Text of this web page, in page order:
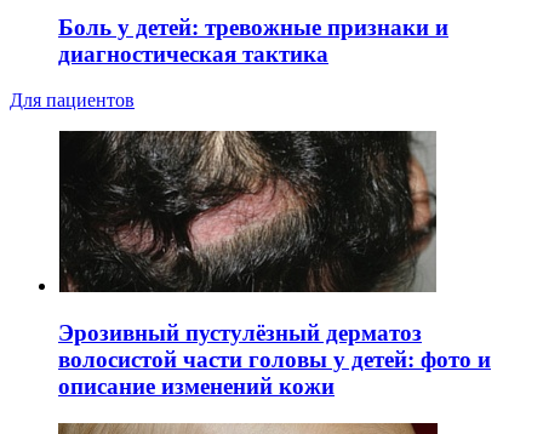
Боль у детей: тревожные признаки и
диагностическая тактика
Для пациентов
Эрозивный пустулёзный дерматоз
волосистой части головы у детей: фото и
описание изменений кожи